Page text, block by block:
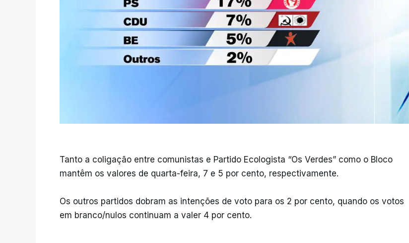
Tanto a coligação entre comunistas e Partido Ecologista “Os Verdes” como o Bloco
mantêm os valores de quarta-feira, 7 e 5 por cento, respectivamente.
Os outros partidos dobram as intenções de voto para os 2 por cento, quando os votos
em branco/nulos continuam a valer 4 por cento.